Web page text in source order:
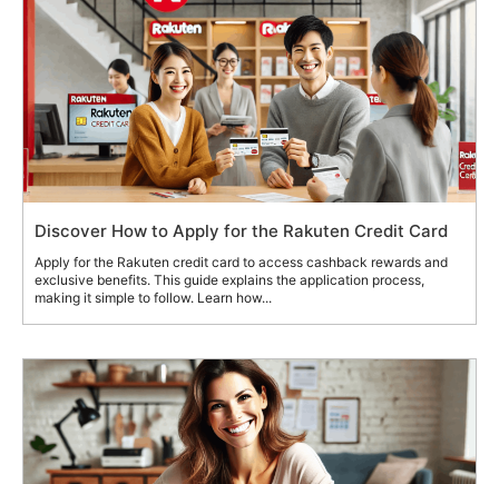
Discover How to Apply for the Rakuten Credit Card
Apply for the Rakuten credit card to access cashback rewards and
exclusive benefits. This guide explains the application process,
making it simple to follow. Learn how...